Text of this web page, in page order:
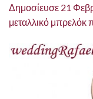
Δημοσίευσε 21
μεταλλικό μπρελόκ